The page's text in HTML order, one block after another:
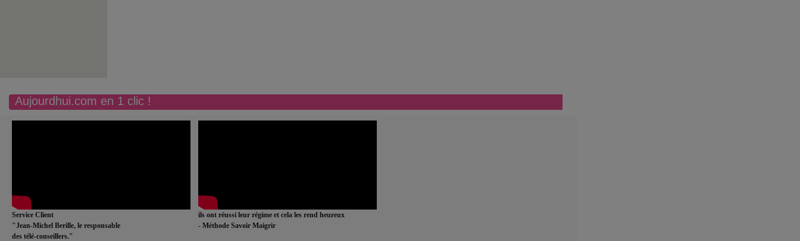
Aujourdhui.com en 1 clic !
Service Client
"Jean-Michel Berille, le responsable
des télé-conseillers."
ils ont réussi leur régime et cela les rend heureux
- Méthode Savoir Maigrir